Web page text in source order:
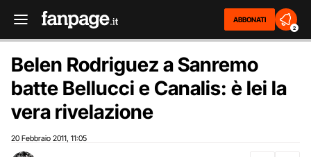
ABBONATI
2
Belen Rodriguez a Sanremo
batte Bellucci e Canalis: è lei la
vera rivelazione
20 Febbraio 2011 11:05